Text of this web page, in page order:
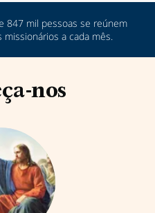
847 mil pessoas se reúnem
missionários a cada mês.
nos